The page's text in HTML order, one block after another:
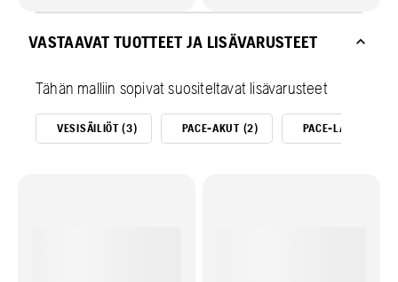
VASTAAVAT TUOTTEET JA LISÄVARUSTEET
Tähän malliin sopivat suositeltavat lisävarusteet
VESISÄILIÖT (3) PACE-AKUT (2) PACE-LATURIT (4)